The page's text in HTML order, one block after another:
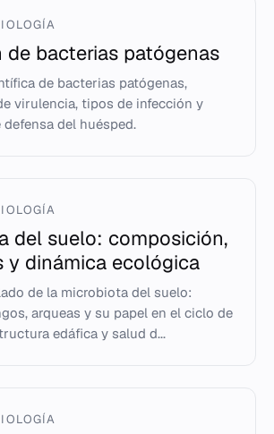
de bacterias patógenas
de bacterias patógenas,
virulencia, tipos de infección y
del huésped.
del suelo: composición,
y dinámica ecológica
de la microbiota del suelo:
arqueas y su papel en el ciclo de
edáfica y salud d...